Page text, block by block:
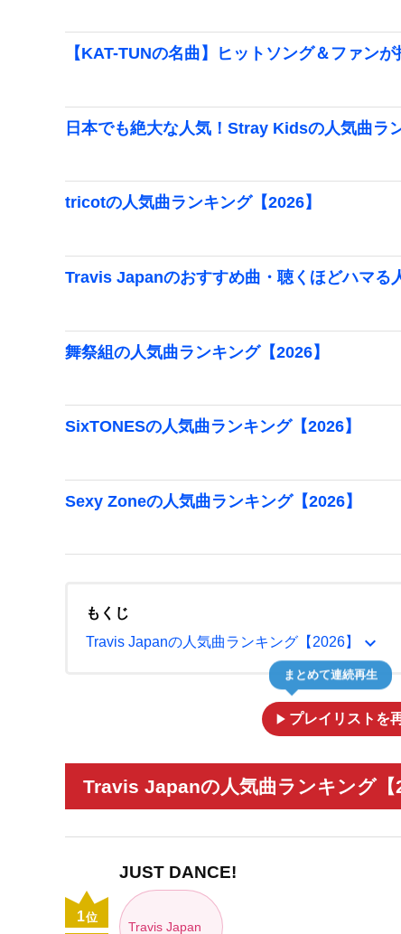
【KAT-TUNの名曲】ヒットソング＆ファン
日本でも絶大な人気！Stray Kidsの人気曲ラ
tricotの人気曲ランキング【2026】
Travis Japanのおすすめ曲・聴くほどハマる
舞祭組の人気曲ランキング【2026】
SixTONESの人気曲ランキング【2026】
Sexy Zoneの人気曲ランキング【2026】
もくじ
Travis Japanの人気曲ランキング【2026】
expand_more
play_arrow プレイリストを
まとめて連続再生
Travis Japanの人気曲ランキング【
JUST DANCE!
Travis Japan
1位